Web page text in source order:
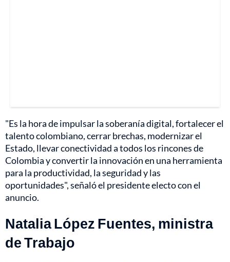
"Es la hora de impulsar la soberanía digital, fortalecer el
talento colombiano, cerrar brechas, modernizar el
Estado, llevar conectividad a todos los rincones de
Colombia y convertir la innovación en una herramienta
para la productividad, la seguridad y las
oportunidades", señaló el presidente electo con el
anuncio.
Natalia López Fuentes, ministra
de Trabajo